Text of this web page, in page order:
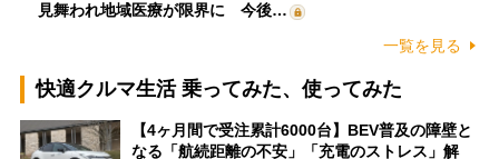
見舞われ地域医療が限界に 今後…
一覧を見る
快適クルマ生活 乗ってみた、使ってみた
【4ヶ月間で受注累計6000台】BEV普及の障壁と
なる「航続距離の不安」「充電のストレス」解